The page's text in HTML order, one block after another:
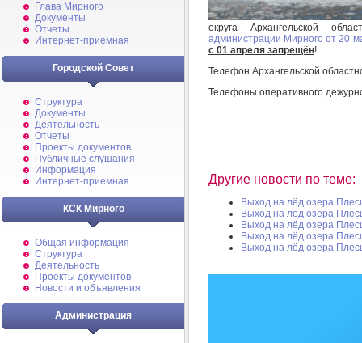
Глава Мирного
Документы
Отчеты
Интернет-приемная
Городской Совет
Структура
Документы
Деятельность
Отчеты
Проекты документов
Публичные слушания
Информация
Интернет-приемная
КСК Мирного
Общая информация
Структура
Деятельность
Проекты документов
Новости и объявления
Администрация
округа Архангельской
администрации Мирного от 20
с 01 апреля запрещён!
Телефон Архангельской
Телефоны оперативного
Другие новости по теме:
Выход на лёд озера
Выход на лёд озера
Выход на лёд озера
Выход на лёд озера
Выход на лёд озера